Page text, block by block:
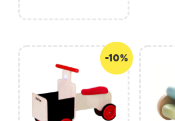
είναι:
234,00 €.
-10%